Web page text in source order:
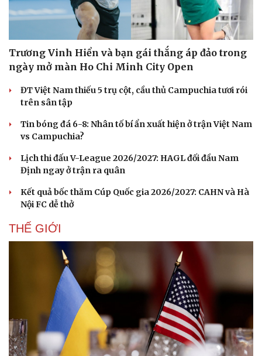
Săn Tour
check-in
Podcast
Câu chuyện thời sự
Đọc truyện đêm khuya
Cửa sổ tình yêu
Kể chuyện cho bé
Hạt giống tâm hồn
Trương Vinh Hiển và bạn gái thắng áp đảo trong
ngày mở màn Ho Chi Minh City Open
ĐT Việt Nam thiếu 5 trụ cột, cầu thủ Campuchia tươi rói
trên sân tập
Tin bóng đá 6-8: Nhân tố bí ẩn xuất hiện ở trận Việt Nam
vs Campuchia?
Lịch thi đấu V-League 2026/2027: HAGL đối đầu Nam
Định ngay ở trận ra quân
Kết quả bốc thăm Cúp Quốc gia 2026/2027: CAHN và Hà
Nội FC dễ thở
THẾ GIỚI